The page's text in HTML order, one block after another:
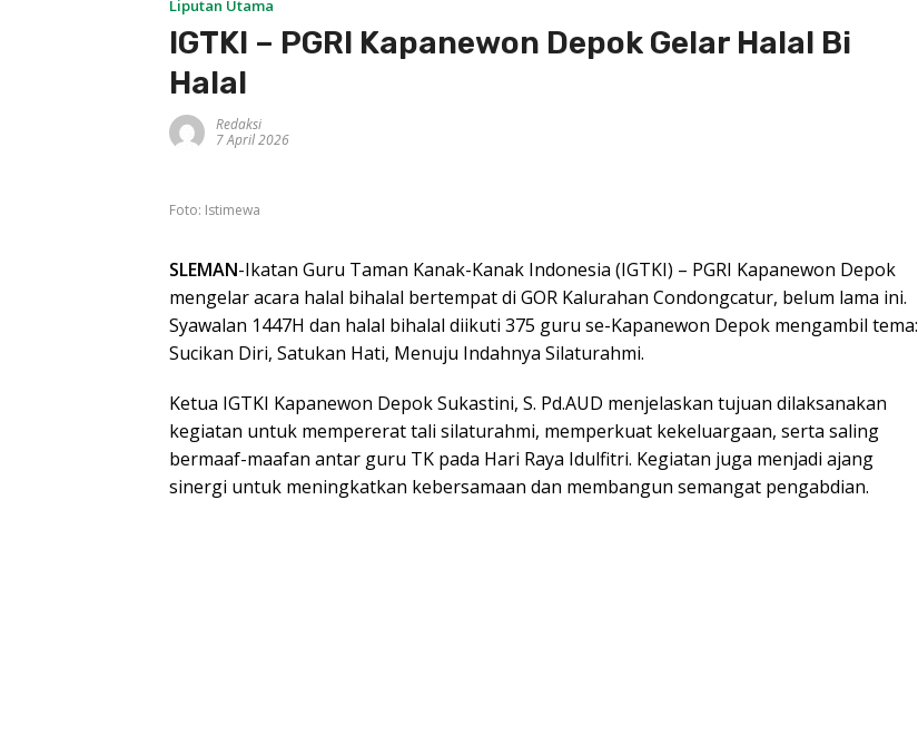
Liputan Utama
IGTKI – PGRI Kapanewon Depok Gelar Halal Bi
Halal
Redaksi
7 April 2026
Foto: Istimewa
SLEMAN-Ikatan Guru Taman Kanak-Kanak Indonesia (IGTKI) – PGRI Kapanewon Depok
mengelar acara halal bihalal bertempat di GOR Kalurahan Condongcatur, belum lama ini.
Syawalan 1447H dan halal bihalal diikuti 375 guru se-Kapanewon Depok mengambil tema:
Sucikan Diri, Satukan Hati, Menuju Indahnya Silaturahmi.
Ketua IGTKI Kapanewon Depok Sukastini, S. Pd.AUD menjelaskan tujuan dilaksanakan
kegiatan untuk mempererat tali silaturahmi, memperkuat kekeluargaan, serta saling
bermaaf-maafan antar guru TK pada Hari Raya Idulfitri. Kegiatan juga menjadi ajang
sinergi untuk meningkatkan kebersamaan dan membangun semangat pengabdian.